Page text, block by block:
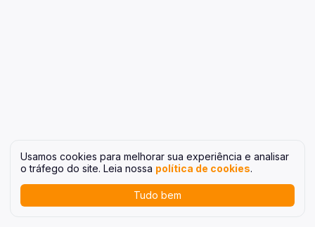
Usamos cookies para melhorar sua experiência e analisar
o tráfego do site. Leia nossa política de cookies.
Tudo bem